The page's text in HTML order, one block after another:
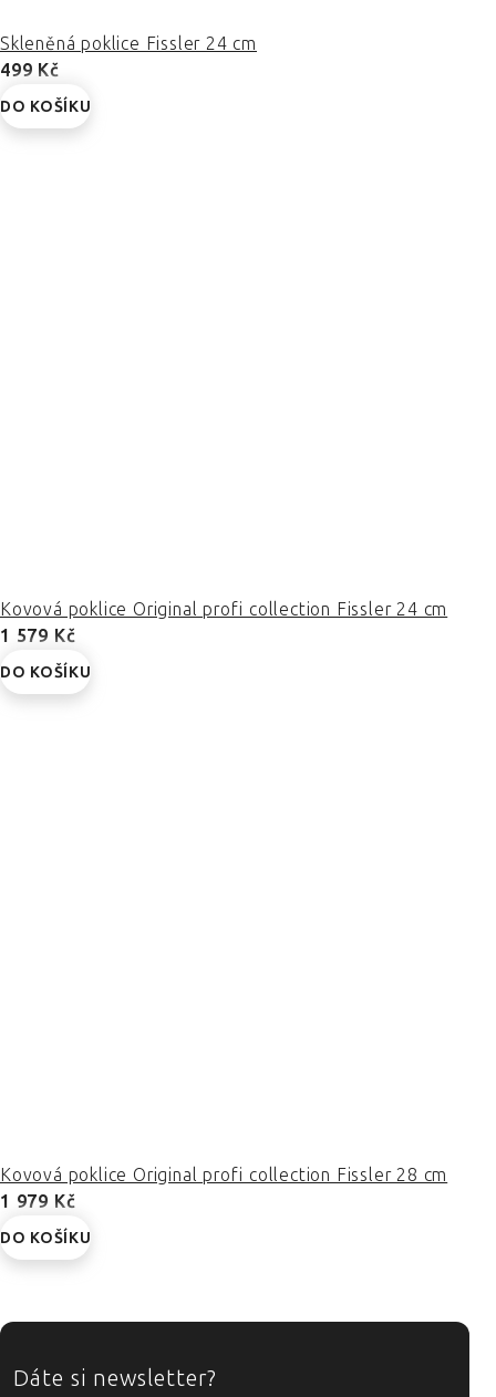
Skleněná poklice Fissler 24 cm
499 Kč
DO KOŠÍKU
Kovová poklice Original profi collection Fissler 24 cm
1 579 Kč
DO KOŠÍKU
Kovová poklice Original profi collection Fissler 28 cm
1 979 Kč
DO KOŠÍKU
ZÁPATÍ
Dáte si newsletter?